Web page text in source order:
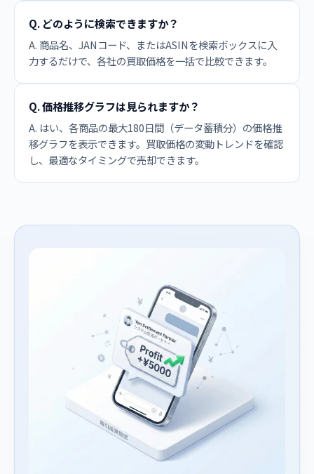
Q. どのように検索できますか？
A. 商品名、JANコード、またはASINを検索ボックスに入
力するだけで、各社の買取価格を一括で比較できます。
Q. 価格推移グラフは見られますか？
A. はい、各商品の最大180日間（データ蓄積分）の価格推
移グラフを表示できます。買取価格の変動トレンドを確認
し、最適なタイミングで売却できます。